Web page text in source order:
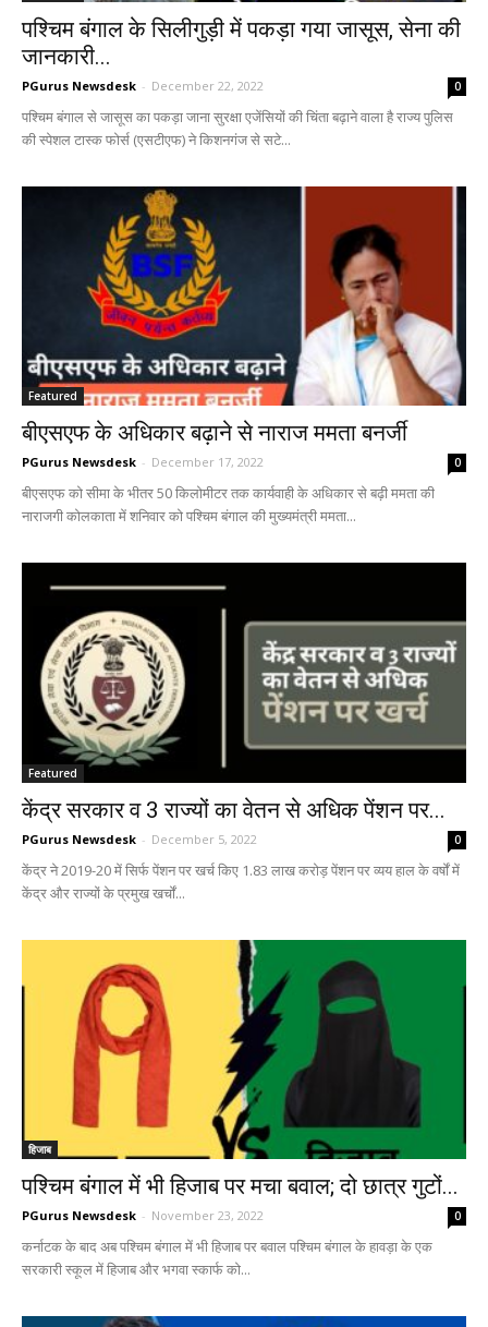
पश्चिम बंगाल के सिलीगुड़ी में पकड़ा गया जासूस, सेना की
जानकारी...
PGurus Newsdesk - December 22, 2022 0
पश्चिम बंगाल से जासूस का पकड़ा जाना सुरक्षा एजेंसियों की चिंता बढ़ाने वाला है राज्य पुलिस
की स्पेशल टास्क फोर्स (एसटीएफ) ने किशनगंज से सटे...
Featured
बीएसएफ के अधिकार बढ़ाने से नाराज ममता बनर्जी
PGurus Newsdesk - December 17, 2022 0
बीएसएफ को सीमा के भीतर 50 किलोमीटर तक कार्यवाही के अधिकार से बढ़ी ममता की
नाराजगी कोलकाता में शनिवार को पश्चिम बंगाल की मुख्यमंत्री ममता...
Featured
केंद्र सरकार व 3 राज्यों का वेतन से अधिक पेंशन पर...
PGurus Newsdesk - December 5, 2022 0
केंद्र ने 2019-20 में सिर्फ पेंशन पर खर्च किए 1.83 लाख करोड़ पेंशन पर व्यय हाल के वर्षों में
केंद्र और राज्यों के प्रमुख खर्चों...
हिजाब
पश्चिम बंगाल में भी हिजाब पर मचा बवाल; दो छात्र गुटों...
PGurus Newsdesk - November 23, 2022 0
कर्नाटक के बाद अब पश्चिम बंगाल में भी हिजाब पर बवाल पश्चिम बंगाल के हावड़ा के एक
सरकारी स्कूल में हिजाब और भगवा स्कार्फ को...